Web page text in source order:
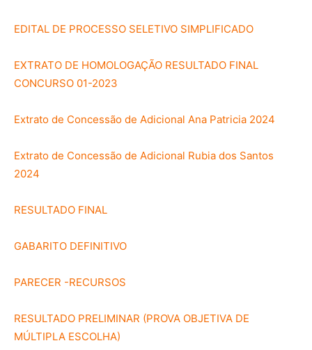
EDITAL DE PROCESSO SELETIVO SIMPLIFICADO
EXTRATO DE HOMOLOGAÇÃO RESULTADO FINAL
CONCURSO 01-2023
Extrato de Concessão de Adicional Ana Patricia 2024
Extrato de Concessão de Adicional Rubia dos Santos
2024
RESULTADO FINAL
GABARITO DEFINITIVO
PARECER -RECURSOS
RESULTADO PRELIMINAR (PROVA OBJETIVA DE
MÚLTIPLA ESCOLHA)